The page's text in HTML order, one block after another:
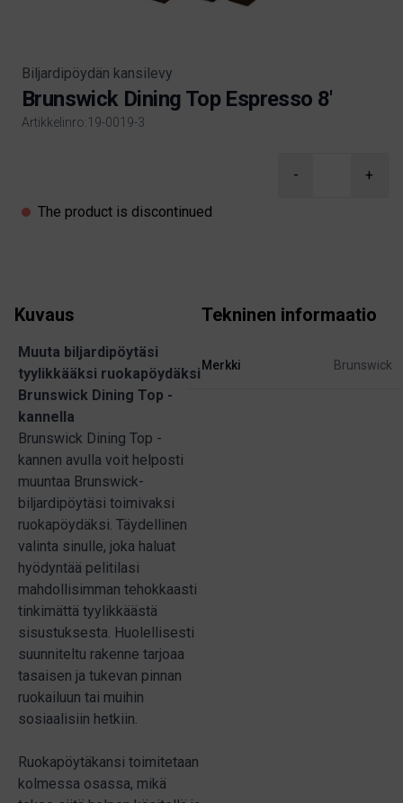
Biljardipöydän kansilevy
Brunswick Dining Top Espresso 8'
Artikkelinro:19-0019-3
- +
The product is discontinued
Kuvaus
Muuta biljardipöytäsi
tyylikkääksi ruokapöydäksi
Brunswick Dining Top -
kannella
Brunswick Dining Top -
kannen avulla voit helposti
muuntaa Brunswick-
biljardipöytäsi toimivaksi
ruokapöydäksi. Täydellinen
valinta sinulle, joka haluat
hyödyntää pelitilasi
mahdollisimman tehokkaasti
tinkimättä tyylikkäästä
sisustuksesta. Huolellisesti
suunniteltu rakenne tarjoaa
tasaisen ja tukevan pinnan
ruokailuun tai muihin
sosiaalisiin hetkiin.
Ruokapöytäkansi toimitetaan
kolmessa osassa, mikä
Tekninen informaatio
Merkki Brunswick